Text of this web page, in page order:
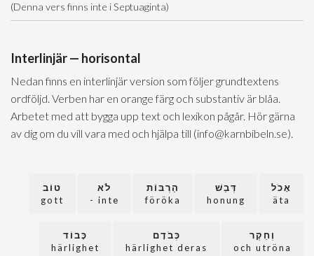
(Denna vers finns inte i Septuaginta)
Interlinjär — horisontal
Nedan finns en interlinjär version som följer grundtextens
ordföljd. Verben har en orange färg och substantiv är blåa.
Arbetet med att bygga upp text och lexikon pågår. Hör gärna
av dig om du vill vara med och hjälpa till (info@karnbibeln.se).
אָכֹל
äta
דְּבַשׁ
honung
הַרְבּוֹת
föröka
לֹא
inte -
טוֹב
gott
וְחֵקֶר
och utröna
כְּבֹדָם
härlighet deras
כָּבוֹד
härlighet